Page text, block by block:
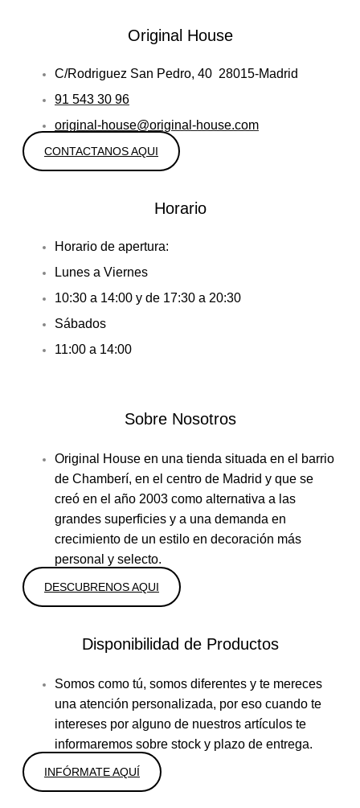
Original House
C/Rodriguez San Pedro, 40 28015-Madrid
91 543 30 96
original-house@original-house.com
CONTACTANOS AQUI
Horario
Horario de apertura:
Lunes a Viernes
10:30 a 14:00 y de 17:30 a 20:30
Sábados
11:00 a 14:00
Sobre Nosotros
Original House en una tienda situada en el barrio
de Chamberí, en el centro de Madrid y que se
creó en el año 2003 como alternativa a las
grandes superficies y a una demanda en
crecimiento de un estilo en decoración más
personal y selecto.
DESCUBRENOS AQUI
Disponibilidad de Productos
Somos como tú, somos diferentes y te mereces
una atención personalizada, por eso cuando te
intereses por alguno de nuestros artículos te
informaremos sobre stock y plazo de entrega.
INFÓRMATE AQUÍ